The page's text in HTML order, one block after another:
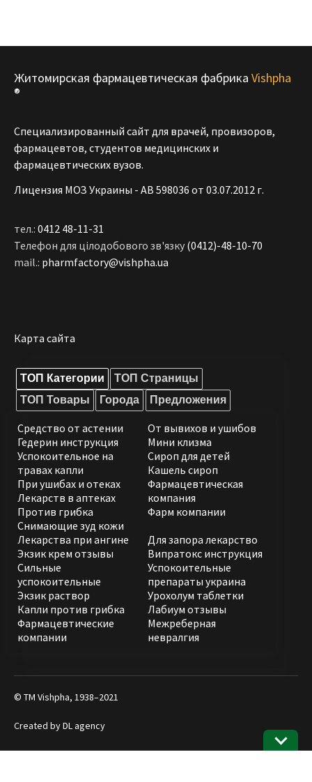
Житомирская фармацевтическая фабрика Vishpha
®
Специализированный сайт для врачей, провизоров,
фармацевтов, студентов медицинских и
фармацевтических вузов.
Лицензия МОЗ Украины - АВ 598036 от 03.07.2012 г.
тел.: 0412 48-11-31
Телефон для цілодобового зв'язку (0412)-48-10-70
mail.: pharmfactory@vishpha.ua
Карта сайта
ТОП Категории
ТОП Страницы
ТОП Товары
Города Предложения
Средство от астении
Гедерин инструкция
Успокоительное на
травах капли
При ушибах и отеках
Лекарств в аптеках
Против грибка
Снимающие зуд кожи
От вывихов и ушибов
Мини клизма
Сироп для детей
Кашель сироп
Фармацевтическая
компания
Фарм компании
Лекарства при ангине
Экзик крем отзывы
Сильные
успокоительные
Экзик раствор
Капли против грибка
Фармацевтические
компании
Для запора лекарство
Випратокс инструкция
Успокоительные
препараты украина
Урохолум таблетки
Лабиум отзывы
Межреберная
невралгия
© ТМ Vishpha, 1938–2021
Created byDL agency